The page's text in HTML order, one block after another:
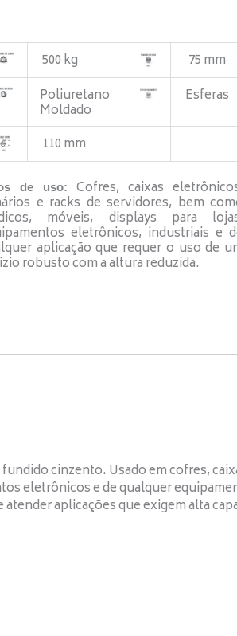
500 kg
75 mm
Poliuretano
Moldado
Esferas
110 mm
de uso: Cofres, caixas
e racks de servidores, bem
móveis, displays para
eletrônicos, industriais e
aplicação que requer o uso de
robusto com a altura reduzida.
cinzento. Usado em cofres,
eletrônicos e de qualquer
aplicações que exigem alta